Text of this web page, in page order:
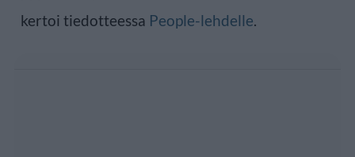
kertoi tiedotteessa People-lehdelle.